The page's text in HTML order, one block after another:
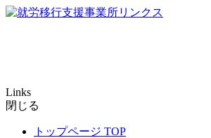
Links
閉じる
トップページ TOP